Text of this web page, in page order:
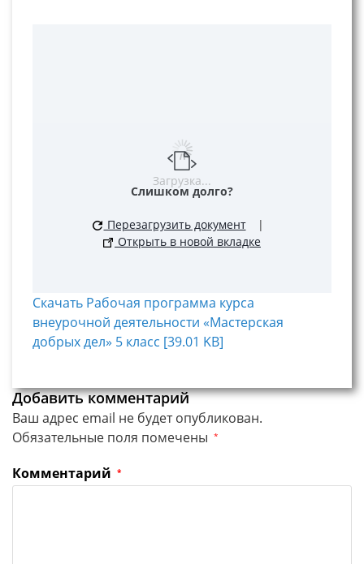
Загрузка...
Слишком долго?
Перезагрузить документ
|
Открыть в новой вкладке
Скачать Рабочая программа курса
внеурочной деятельности «Мастерская
добрых дел» 5 класс [39.01 KB]
Добавить комментарий
Ваш адрес email не будет опубликован.
Обязательные поля помечены *
Комментарий *